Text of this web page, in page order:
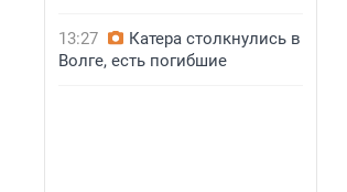
13:27
Катера столкнулись в
Волге, есть погибшие